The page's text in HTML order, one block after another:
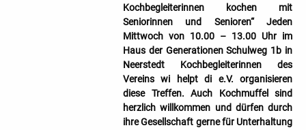
Kochbegleiterinnen kochen mit
Seniorinnen und Senioren“ Jeden
Mittwoch von 10.00 – 13.00 Uhr im
Haus der Generationen Schulweg 1b in
Neerstedt Kochbegleiterinnen des
Vereins wi helpt di e.V. organisieren
diese Treffen. Auch Kochmuffel sind
herzlich willkommen und dürfen durch
ihre Gesellschaft gerne für Unterhaltung